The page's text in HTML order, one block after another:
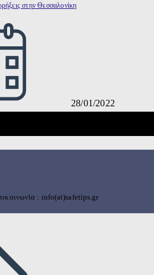
στην Θεσσαλονίκη
28/01/2022
: info(at)safetips.gr